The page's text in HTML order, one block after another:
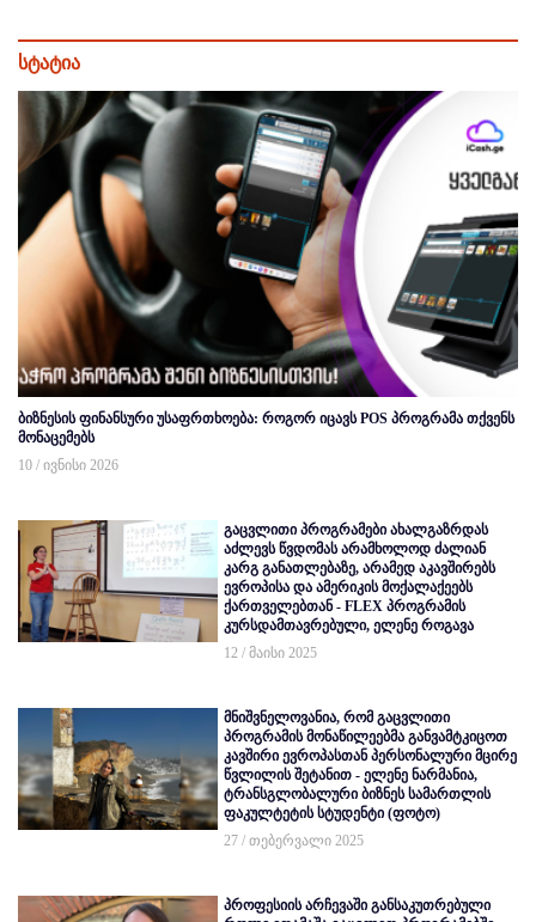
სტატია
ბიზნესის ფინანსური უსაფრთხოება: როგორ იცავს POS პროგრამა თქვენს
მონაცემებს
10 / ივნისი 2026
გაცვლითი პროგრამები ახალგაზრდას
აძლევს წვდომას არამხოლოდ ძალიან
კარგ განათლებაზე, არამედ აკავშირებს
ევროპისა და ამერიკის მოქალაქეებს
ქართველებთან - FLEX პროგრამის
კურსდამთავრებული, ელენე როგავა
12 / მაისი 2025
მნიშვნელოვანია, რომ გაცვლითი
პროგრამის მონაწილეებმა განვამტკიცოთ
კავშირი ევროპასთან პერსონალური მცირე
წვლილის შეტანით - ელენე ნარმანია,
ტრანსგლობალური ბიზნეს სამართლის
ფაკულტეტის სტუდენტი (ფოტო)
27 / თებერვალი 2025
პროფესიის არჩევაში განსაკუთრებული